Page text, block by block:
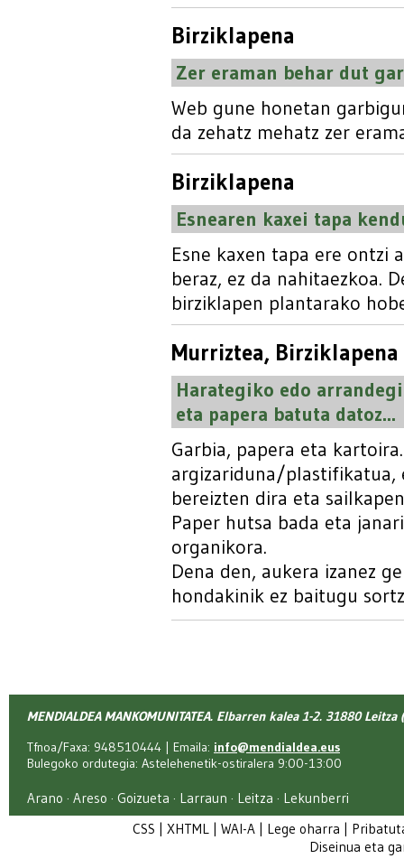
Birziklapena
Zer eraman behar dut
Web gune honetan
da zehatz mehatz zer
Birziklapena
Esnearen kaxei tapa
Esne kaxen tapa ere ontzi
beraz, ez da nahitaezkoa.
birziklapen plantarako
Murriztea, Birziklapena
Harategiko edo
eta papera batuta datoz...
Garbia, papera eta
argizariduna/plastifikatua,
bereizten dira eta
Paper hutsa bada eta
organikora.
Dena den, aukera izanez
hondakinik ez baitugu
MENDIALDEA MANKOMUNITATEA. Elbarren kalea 1-2. 31880 Leitza
Tfnoa/Faxa: 948510444 | Emaila: info@mendialdea.eus
Bulegoko ordutegia: Astelehenetik-ostiralera 9:00-13:00
Arano · Areso · Goizueta · Larraun · Leitza · Lekunberri
CSS | XHTML | WAI-A | Lege oharra |
Diseinua eta